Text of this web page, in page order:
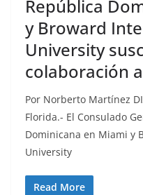
República
y Broward
University
colaboración
Por Norberto Martínez
Florida.- El Consulado
Dominicana en Miami y
University
Read More